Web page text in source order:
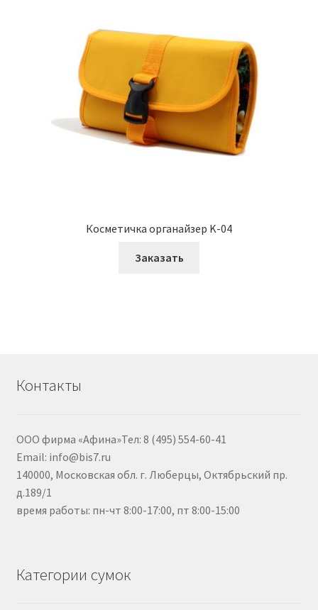
Косметичка органайзер K-04
Заказать
Контакты
ООО фирма «Афина»Тел: 8 (495) 554-60-41
Email: info@bis7.ru
140000, Московская обл. г. Люберцы, Октябрьский пр.
д.189/1
время работы: пн-чт 8:00-17:00, пт 8:00-15:00
Категории сумок